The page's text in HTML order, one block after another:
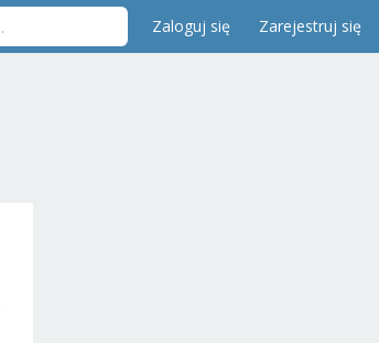
Zaloguj się Zarejestruj się